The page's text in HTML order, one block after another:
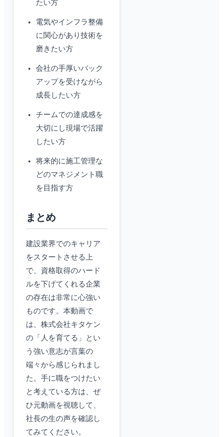
たい方
電気やインフラ整備
に関心があり技術を
磨きたい方
会社の手厚いバック
アップを受けながら
成長したい方
チームでの達成感を
大切にし現場で活躍
したい方
将来的に施工管理な
どのマネジメント職
を目指す方
まとめ
建設業界でのキャリア
をスタートさせる上
で、資格取得のハード
ルを下げてくれる企業
の存在は非常に心強い
ものです。本動画で
は、株式会社キタケン
の「人を育てる」とい
う強い意志が言葉の
端々から感じられまし
た。手に職をつけたい
と考えている方は、ぜ
ひ元動画を視聴して、
社長の生の声を確認し
てみてください。